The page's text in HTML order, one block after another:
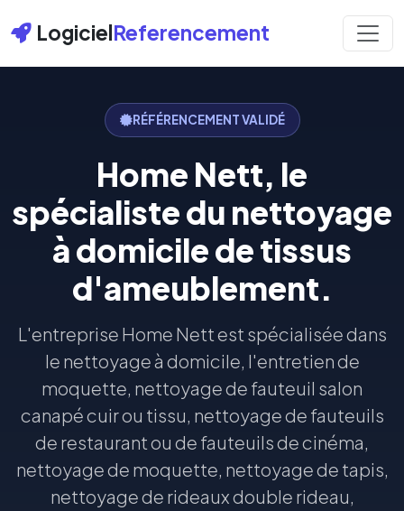
LogicielReferencement
RÉFÉRENCEMENT VALIDÉ
Home Nett, le
spécialiste du nettoyage
à domicile de tissus
d'ameublement.
L'entreprise Home Nett est spécialisée dans
le nettoyage à domicile, l'entretien de
moquette, nettoyage de fauteuil salon
canapé cuir ou tissu, nettoyage de fauteuils
de restaurant ou de fauteuils de cinéma,
nettoyage de moquette, nettoyage de tapis,
nettoyage de rideaux double rideau,